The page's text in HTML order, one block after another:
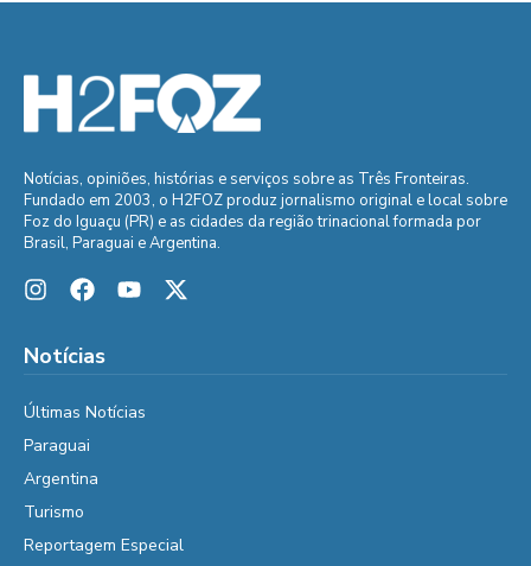
Notícias, opiniões, histórias e serviços sobre as Três Fronteiras.
Fundado em 2003, o H2FOZ produz jornalismo original e local sobre
Foz do Iguaçu (PR) e as cidades da região trinacional formada por
Brasil, Paraguai e Argentina.
Notícias
Últimas Notícias
Paraguai
Argentina
Turismo
Reportagem Especial